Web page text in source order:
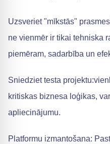
Uzsveriet "mīkstās"
ne vienmēr ir tikai tehniska
piemēram, sadarbība un
Sniedziet testa
kritiskas biznesa loģikas,
apliecinājumu.
Platformu izmantošana: